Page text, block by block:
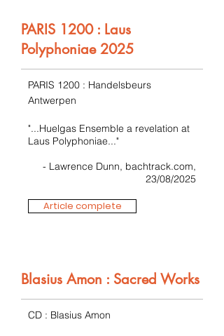
PARIS 1200 : Laus
Polyphoniae 2025
PARIS 1200 : Handelsbeurs
Antwerpen
"...Huelgas Ensemble a revelation at
Laus Polyphoniae..."
- Lawrence Dunn, bachtrack.com,
23/08/2025
Article complete
Blasius Amon : Sacred Works
CD : Blasius Amon